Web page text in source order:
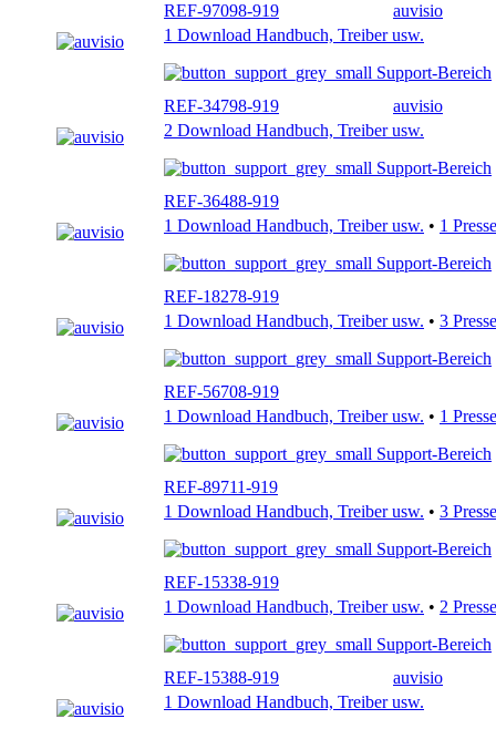
REF-97098-919
auvisio
1 Download Handbuch, Treiber usw.
Support-Bereich
REF-34798-919
auvisio
2 Download Handbuch, Treiber usw.
Support-Bereich
REF-36488-919
1 Download Handbuch, Treiber usw. • 1
Support-Bereich
REF-18278-919
1 Download Handbuch, Treiber usw. • 3
Support-Bereich
REF-56708-919
1 Download Handbuch, Treiber usw. • 1
Support-Bereich
REF-89711-919
1 Download Handbuch, Treiber usw. • 3
Support-Bereich
REF-15338-919
1 Download Handbuch, Treiber usw. • 2
Support-Bereich
REF-15388-919
auvisio
1 Download Handbuch, Treiber usw.